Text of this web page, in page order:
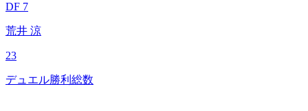
DF 7
荒井 涼
23
デュエル勝利総数